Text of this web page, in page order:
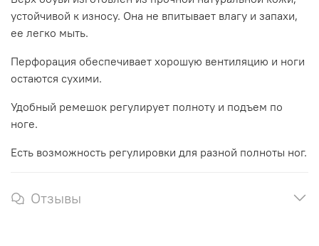
устойчивой к износу. Она не впитывает влагу и запахи,
ее легко мыть.
Перфорация обеспечивает хорошую вентиляцию и ноги
остаются сухими.
Удобный ремешок регулирует полноту и подъем по
ноге.
Есть возможность регулировки для разной полноты ног.
Отзывы